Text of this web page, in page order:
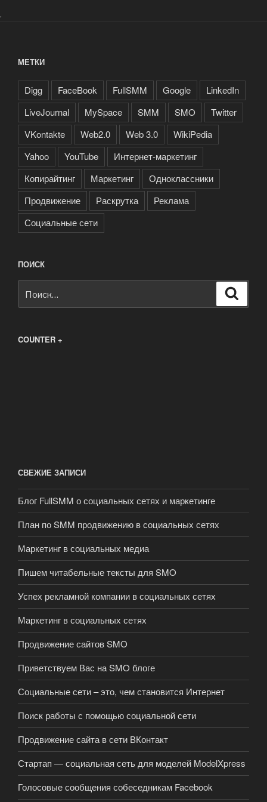
.
МЕТКИ
Digg FaceBook FullSMM Google
LinkedIn
LiveJournal
MySpace SMM SMO
Twitter
VKontakte
Web2.0 Web 3.0
WikiPedia
Yahoo
YouTube
Интернет-маркетинг
Копирайтинг
Маркетинг
Одноклассники
Продвижение
Раскрутка
Реклама
Социальные сети
ПОИСК
COUNTER +
СВЕЖИЕ ЗАПИСИ
Блог FullSMM о социальных сетях и маркетинге
План по SMM продвижению в социальных сетях
Маркетинг в социальных медиа
Пишем читабельные тексты для SMO
Успех рекламной компании в социальных сетях
Маркетинг в социальных сетях
Продвижение сайтов SMO
Приветствуем Вас на SMO блоге
Социальные сети – это, чем становится Интернет
Поиск работы с помощью социальной сети
Продвижение сайта в сети ВКонтакт
Стартап — социальная сеть для моделей ModelXpress
Голосовые сообщения собеседникам Facebook